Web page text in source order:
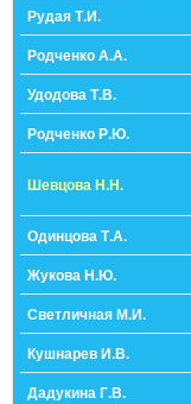
Рудая Т.И.
Родченко А.А.
Удодова Т.В.
Родченко Р.Ю.
Шевцова Н.Н.
Одинцова Т.А.
Жукова Н.Ю.
Светличная М.И.
Кушнарев И.В.
Дадукина Г.В.